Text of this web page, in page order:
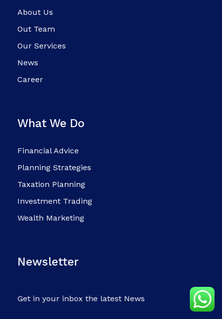
About Us
Out Team
Our Services
News
Career
What We Do
Financial Advice
Planning Strategies
Taxation Planning
Investment Trading
Wealth Marketing
Newsletter
Get in your inbox the latest News